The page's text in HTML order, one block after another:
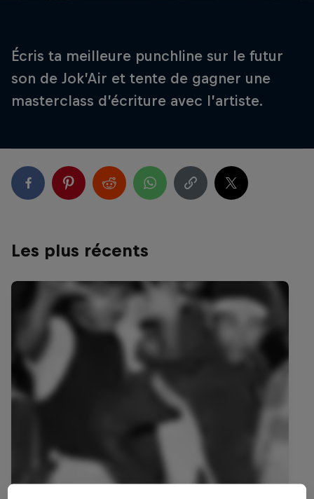
Écris ta meilleure punchline sur le futur
son de Jok’Air et tente de gagner une
masterclass d’écriture avec l’artiste.
Les plus récents